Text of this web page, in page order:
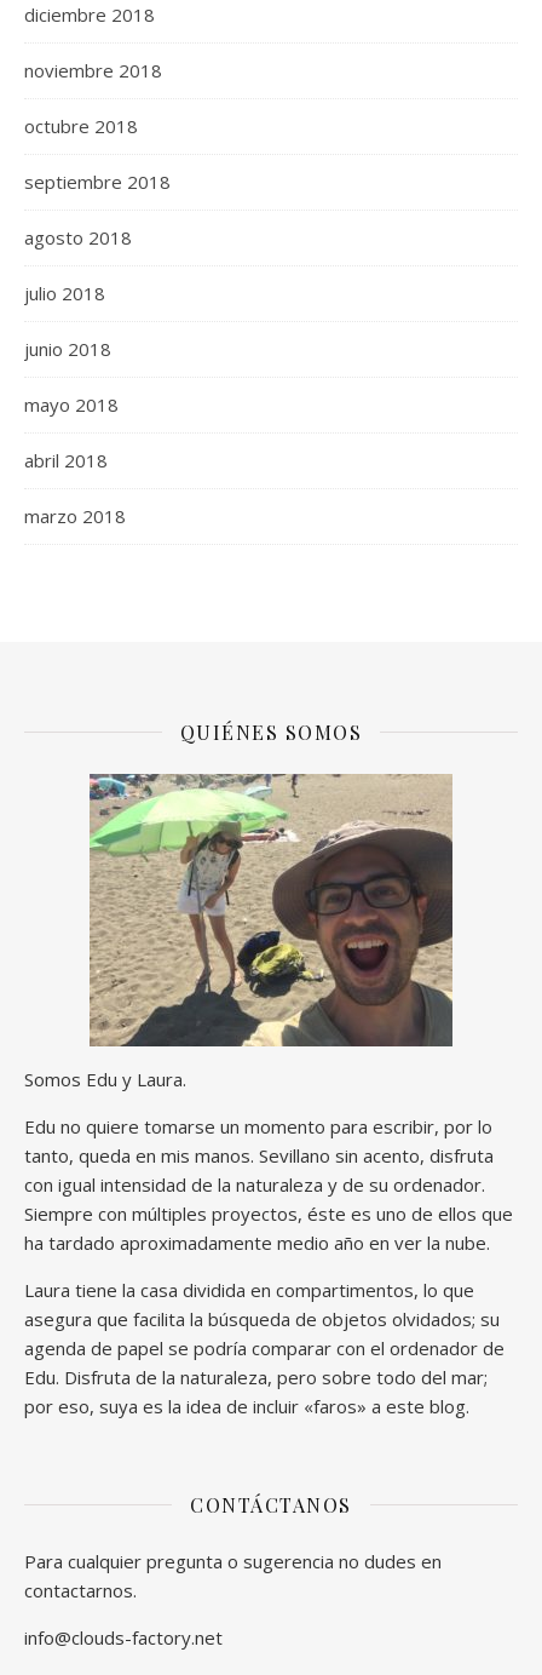
diciembre 2018
noviembre 2018
octubre 2018
septiembre 2018
agosto 2018
julio 2018
junio 2018
mayo 2018
abril 2018
marzo 2018
QUIÉNES SOMOS
Somos Edu y Laura.
Edu no quiere tomarse un momento para escribir, por lo
tanto, queda en mis manos. Sevillano sin acento, disfruta
con igual intensidad de la naturaleza y de su ordenador.
Siempre con múltiples proyectos, éste es uno de ellos que
ha tardado aproximadamente medio año en ver la nube.
Laura tiene la casa dividida en compartimentos, lo que
asegura que facilita la búsqueda de objetos olvidados; su
agenda de papel se podría comparar con el ordenador de
Edu. Disfruta de la naturaleza, pero sobre todo del mar;
por eso, suya es la idea de incluir «faros» a este blog.
CONTÁCTANOS
Para cualquier pregunta o sugerencia no dudes en
contactarnos.
info@clouds-factory.net